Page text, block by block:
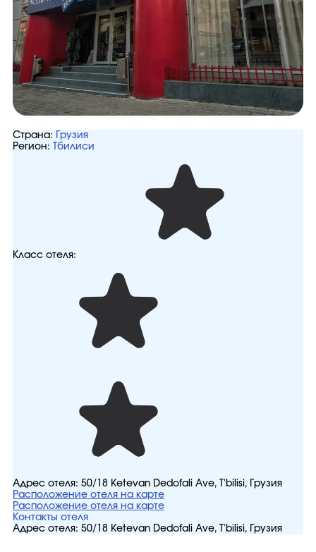
Страна:
Грузия
Регион:
Тбилиси
Класс отеля:
Адрес отеля: 50/18 Ketevan Dedofali Ave, T'bilisi, Грузия
Расположение отеля на карте
Расположение отеля на карте
Контакты отеля
Адрес отеля: 50/18 Ketevan Dedofali Ave, T'bilisi, Грузия